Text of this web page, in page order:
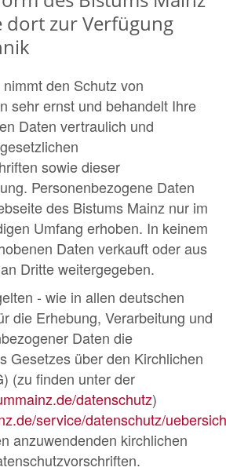
dort zur Verfügung
den Schutz von
sehr ernst und behandelt Ihre
Daten vertraulich und
sowie dieser
Personenbezogene Daten
des Bistums Mainz nur im
Umfang erhoben. In keinem
Daten verkauft oder aus
Dritte weitergegeben.
- wie in allen deutschen
die Erhebung, Verarbeitung und
Daten die
Gesetzes über den Kirchlichen
(zu finden unter der
datenschutz)
service/datenschutz/
anzuwendenden kirchlichen